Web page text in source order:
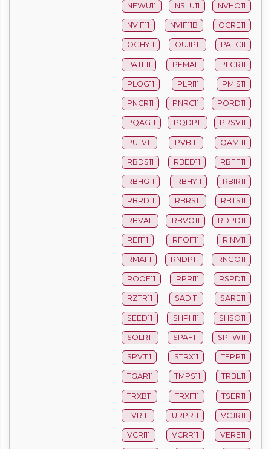
NEWU11 NSLU11 NVHO11
NVIF11 NVIF11B OCRE11
OGHY11 OUJP11 PATC11
PATL11 PEMA11 PLCR11
PLOG11 PLRI11 PMIS11
PNCR11 PNRC11 PORD11
PQAG11 PQDP11 PRSV11
PULV11 PVBI11 QAMI11
RBDS11 RBED11 RBFF11
RBHG11 RBHY11 RBIR11
RBRD11 RBRS11 RBTS11
RBVA11 RBVO11 RDPD11
REIT11 RFOF11 RINV11
RMAI11 RNDP11 RNGO11
ROOF11 RPRI11 RSPD11
RZTR11 SADI11 SARE11
SEED11 SHPH11 SHSO11
SOLR11 SPAF11 SPTW11
SPVJ11 STRX11 TEPP11
TGAR11 TMPS11 TRBL11
TRXB11 TRXF11 TSER11
TVRI11 URPR11 VCJR11
VCRI11 VCRR11 VERE11